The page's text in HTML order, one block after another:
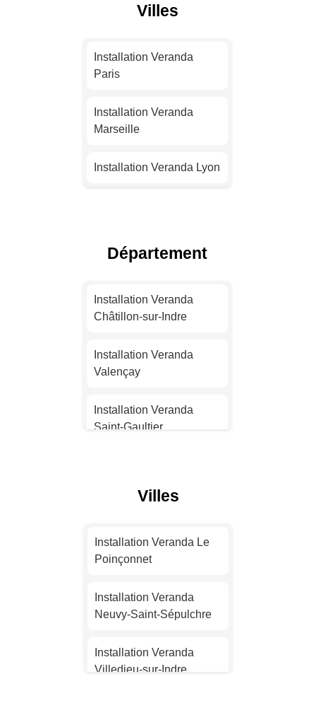
Villes
Installation Veranda
Paris
Installation Veranda
Marseille
Installation Veranda Lyon
Installation Veranda Nice
Installation Veranda
Nantes
Installation Veranda
Strasbourg
Installation Veranda
Montpellier
Installation Veranda
Installation Veranda
Installation Veranda Le
Département
Installation Veranda
Châtillon-sur-Indre
Installation Veranda
Valençay
Installation Veranda
Saint-Gaultier
Poinçonnet
Déols
Issoudun
Villes
Installation Veranda Le
Poinçonnet
Installation Veranda
Neuvy-Saint-Sépulchre
Installation Veranda
Villedieu-sur-Indre